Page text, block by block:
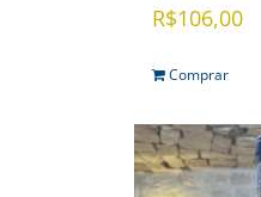
R$106,00
Comprar